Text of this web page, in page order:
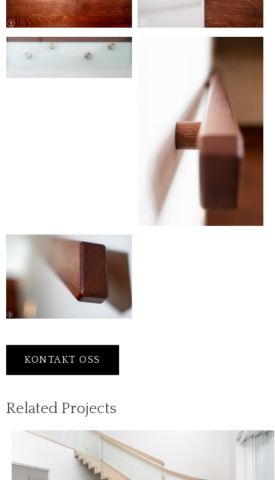
KONTAKT OSS
Related Projects